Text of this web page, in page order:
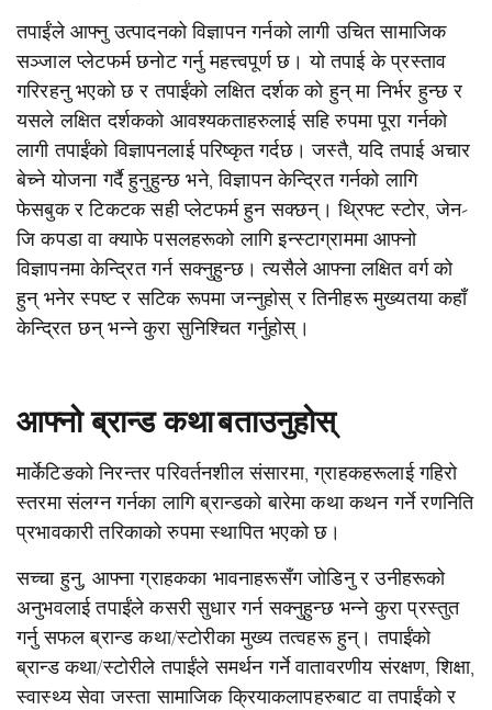
तपाईंले आफ्नु उत्पादनको विज्ञापन गर्नको लागी उचित सामाजिक
सञ्जाल प्लेटफर्म छनोट गर्नु महत्त्वपूर्ण छ। यो तपाई के प्रस्ताव
गरिरहनु भएको छ र तपाईंको लक्षित दर्शक को हुन् मा निर्भर हुन्छ र
यसले लक्षित दर्शकको आवश्यकताहरुलाई सहि रुपमा पूरा गर्नको
लागी तपाईंको विज्ञापनलाई परिष्कृत गर्दछ। जस्तै, यदि तपाई अचार
बेच्ने योजना गर्दै हुनुहुन्छ भने, विज्ञापन केन्द्रित गर्नको लागि
फेसबुक र टिकटक सही प्लेटफर्म हुन सक्छन्। थ्रिफ्ट स्टोर, जेन-
जि कपडा वा क्याफे पसलहरूको लागि इन्स्टाग्राममा आफ्नो
विज्ञापनमा केन्द्रित गर्न सक्नुहुन्छ। त्यसैले आफ्ना लक्षित वर्ग को
हुन् भनेर स्पष्ट र सटिक रूपमा जन्नुहोस् र तिनीहरू मुख्यतया कहाँ
केन्द्रित छन् भन्ने कुरा सुनिश्चित गर्नुहोस्।
आफ्नो ब्रान्ड कथा बताउनुहोस्
मार्केटिङको निरन्तर परिवर्तनशील संसारमा, ग्राहकहरूलाई गहिरो
स्तरमा संलग्न गर्नका लागि ब्रान्डको बारेमा कथा कथन गर्ने रणनिति
प्रभावकारी तरिकाको रुपमा स्थापित भएको छ।
सच्चा हुनु, आफ्ना ग्राहकका भावनाहरूसँग जोडिनु र उनीहरूको
अनुभवलाई तपाईंले कसरी सुधार गर्न सक्नुहुन्छ भन्ने कुरा प्रस्तुत
गर्नु सफल ब्रान्ड कथा/स्टोरीका मुख्य तत्वहरू हुन्। तपाईंको
ब्रान्ड कथा/स्टोरीले तपाईंले समर्थन गर्ने वातावरणीय संरक्षण, शिक्षा,
स्वास्थ्य सेवा जस्ता सामाजिक क्रियाकलापहरुबाट वा तपाईंको र